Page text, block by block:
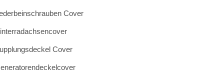
Cover
Cover